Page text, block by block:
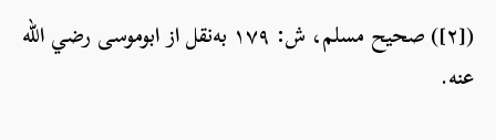
([۲]) صحیح مسلم، ش: ۱۷۹ به‌نقل از ابوموسی رضي الله
عنه.